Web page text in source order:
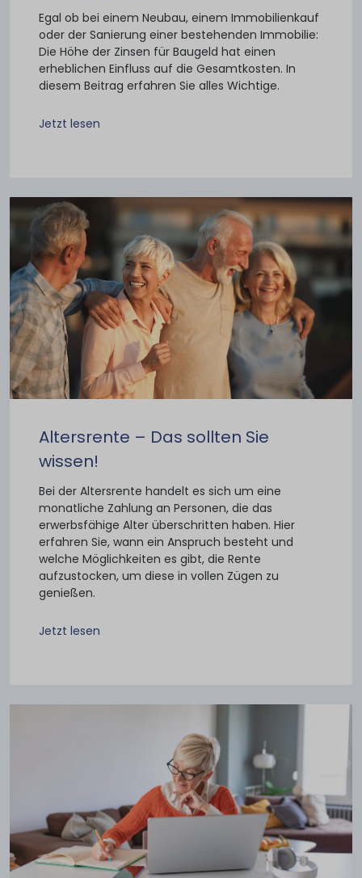
Egal ob bei einem Neubau, einem Immobilienkauf
oder der Sanierung einer bestehenden Immobilie:
Die Höhe der Zinsen für Baugeld hat einen
erheblichen Einfluss auf die Gesamtkosten. In
diesem Beitrag erfahren Sie alles Wichtige.
Jetzt lesen
Altersrente – Das sollten Sie
wissen!
Bei der Altersrente handelt es sich um eine
monatliche Zahlung an Personen, die das
erwerbsfähige Alter überschritten haben. Hier
erfahren Sie, wann ein Anspruch besteht und
welche Möglichkeiten es gibt, die Rente
aufzustocken, um diese in vollen Zügen zu
genießen.
Jetzt lesen